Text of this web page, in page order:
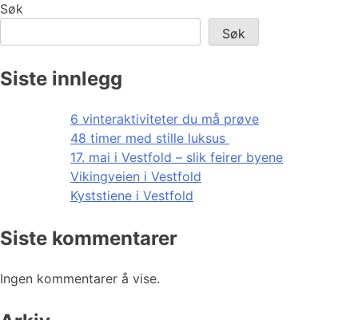
Søk
Søk
Siste innlegg
6 vinteraktiviteter du må prøve
48 timer med stille luksus
17. mai i Vestfold – slik feirer byene
Vikingveien i Vestfold
Kyststiene i Vestfold
Siste kommentarer
Ingen kommentarer å vise.